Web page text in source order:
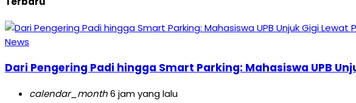
News
Dari Pengering Padi hingga Smart Parking: Mahasiswa UPB
calendar_month6 jam yang lalu